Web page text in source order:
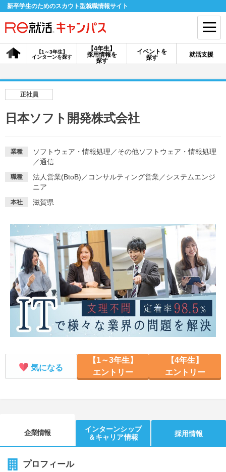
新卒学生のためのスカウト型就職情報サイト
【4年生】
採用情報を
探す
【1～3年生】
インターンを探す
イベントを
探す
就活支援
会員登録 ログイン
採用情報を探す
説明会を探す
インターンを探す
イベントを探す
就活支援
就活ノウハウが満載！
就活コラム
お役立ち記事・相談室など
適職診断
あなたに合う仕事を診断！
就活チャンネル
動画で対策講座をチェック
就活ニュースペーパー
就活時事ニュースを更新
よくある質問
正社員
日本ソフト開発株式会社
業種 ソフトウェア・情報処理 ／その他ソフトウェア・情報処理
／通信
職種 法人営業(BtoB) ／ コンサルティング営業／システムエンジ
ニア
本社 滋賀県
気になる
【1～3年生】
エントリー
【4年生】
エントリー
企業情報
インターンシップ
＆キャリア情報
採用情報
プロフィール